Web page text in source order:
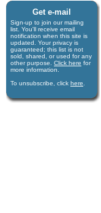
Get e-mail
Sign-up to join our mail­ing
list. You'll receive e­mail
notification when this site is
updated. Your privacy is
guaran­teed; this list is not
sold, shared, or used for any
other purpose. Click here for
more infor­mation.
To unsubscribe, click here